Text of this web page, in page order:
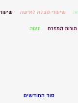
שיעורי קבלה לאישה
תורות המזרח תצוה
סוד החודשים